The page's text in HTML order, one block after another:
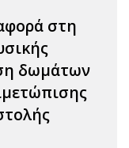
στη
δωμάτων